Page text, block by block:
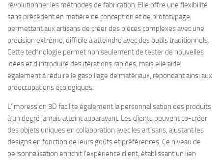
révolutionner les méthodes de fabrication. Elle offre une flexibilité
sans précédent en matière de conception et de prototypage,
permettant aux artisans de créer des pièces complexes avec une
précision extrême, difficile à atteindre avec des outils traditionnels.
Cette technologie permet non seulement de tester de nouvelles
idées et d’introduire des itérations rapides, mais elle aide
également à réduire le gaspillage de matériaux, répondant ainsi aux
préoccupations écologiques.
L’impression 3D facilite également la personnalisation des produits
à un degré jamais atteint auparavant. Les clients peuvent co-créer
des objets uniques en collaboration avec les artisans, ajustant les
designs en fonction de leurs goûts et préférences. Ce niveau de
personnalisation enrichit l’expérience client, établissant un lien